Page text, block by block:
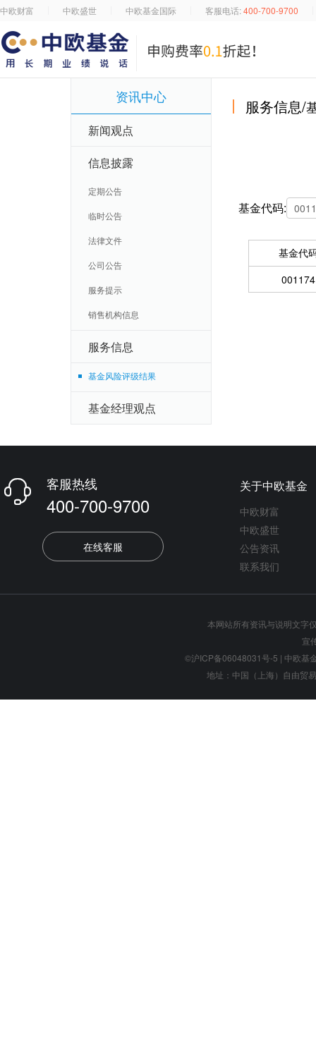
中欧财富 中欧盛世 中欧基金国际 客服电话:400-700-9700
资讯中心
新闻观点
信息披露
定期公告
临时公告
法律文件
公司公告
服务提示
销售机构信息
服务信息
基金风险评级结果
基金经理观点
服务信息/
基金代码:
基金代
001174
 客服热线
400-700-9700
在线客服
关于中欧基金
中欧财富
中欧盛世
公告资讯
联系我们
本网站所有资讯与说明文字
宣
©沪ICP备06048031号-5 | 中欧基
地址：中国（上海）自由贸